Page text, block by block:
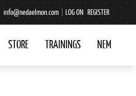
info@nedaelmon.com LOG ON REGISTER
STORE TRAININGS NEM